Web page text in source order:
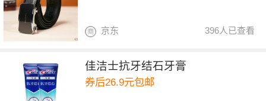
396人已查看
京东
佳洁士抗牙结石牙膏
券后26.9元包邮